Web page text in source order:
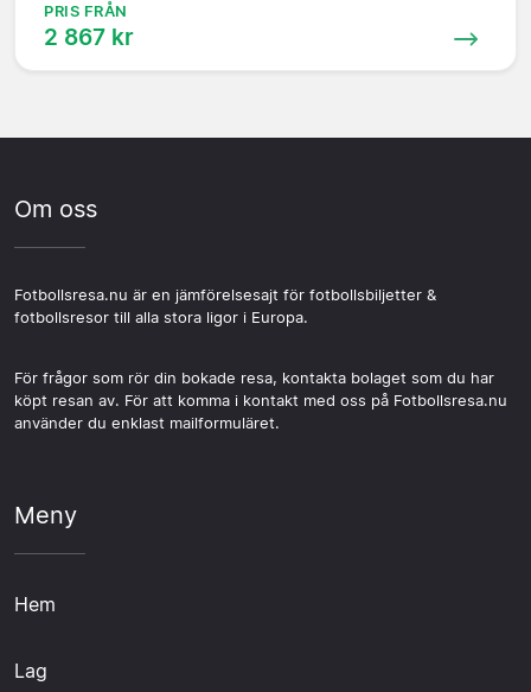
PRIS FRÅN
2 867 kr
Om oss
Fotbollsresa.nu är en jämförelsesajt för fotbollsbiljetter &
fotbollsresor till alla stora ligor i Europa.
För frågor som rör din bokade resa, kontakta bolaget som du har
köpt resan av. För att komma i kontakt med oss på Fotbollsresa.nu
använder du enklast mailformuläret.
Meny
Hem
Lag